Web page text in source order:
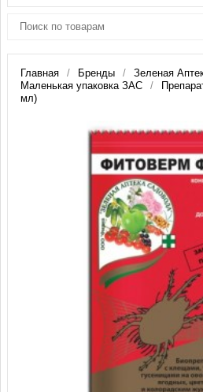
Главная Бренды
Зеленая
Маленькая упаковка ЗАС
мл)
Препарат Фитоверм